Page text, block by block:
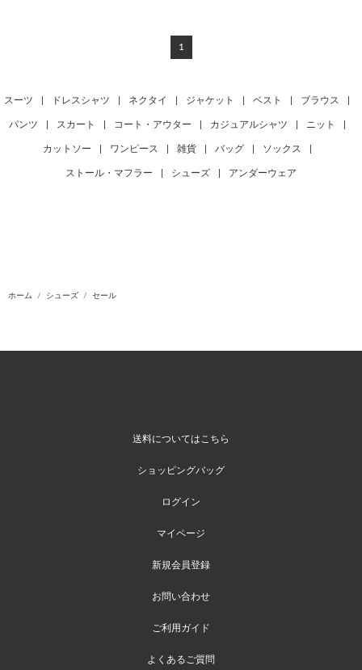
1
スーツ ドレスシャツ ネクタイ ジャケット ベスト ブラウス
パンツ スカート コート・アウター カジュアルシャツ ニット
カットソー ワンピース 雑貨 バッグ ソックス
ストール・マフラー シューズ アンダーウェア
ホーム シューズ セール
送料についてはこちら
ショッピングバッグ
ログイン
マイページ
新規会員登録
お問い合わせ
ご利用ガイド
よくあるご質問